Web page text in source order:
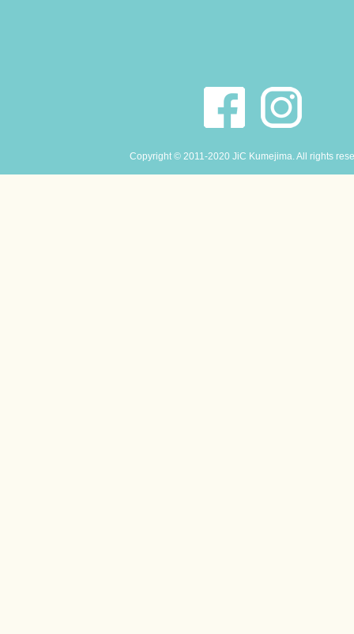
Copyright © 2011-2020 JiC Kumejima. All rights